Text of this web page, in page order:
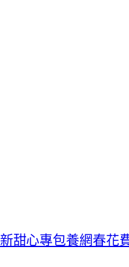
新甜心專包養網春花